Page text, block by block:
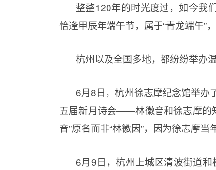
整整120年的时光度过，如今我
恰逢甲辰年端午节，属于“青龙端午”
杭州以及全国多地，都纷纷举办
6月8日，杭州徐志摩纪念馆举办
五届新月诗会——林徽音和徐志摩的
音”原名而非“林徽因”，因为徐志摩当
6月9日，杭州上城区清波街道